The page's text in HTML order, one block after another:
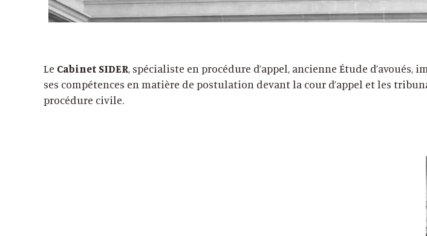
Le Cabinet SIDER, spécialiste en procédure d’appel, ancienne Étude
ses compétences en matière de postulation devant la cour d’appel et les
procédure civile.